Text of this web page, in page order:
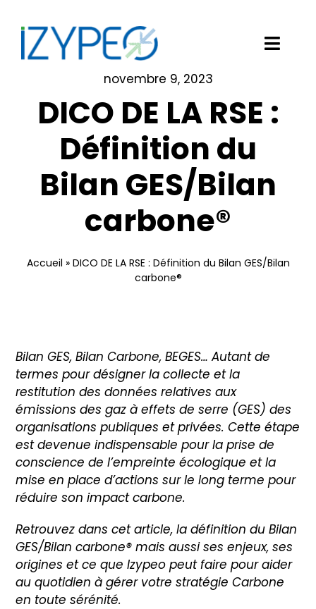
contenu
Nos clients
novembre 9, 2023
DICO DE LA RSE :
Définition du
Bilan GES/Bilan
carbone®
Accueil » DICO DE LA RSE : Définition du Bilan GES/Bilan
carbone®
Bilan GES, Bilan Carbone, BEGES… Autant de
termes pour désigner la collecte et la
restitution des données relatives aux
émissions des gaz à effets de serre (GES) des
organisations publiques et privées. Cette étape
est devenue indispensable pour la prise de
conscience de l’empreinte écologique et la
mise en place d’actions sur le long terme pour
réduire son impact carbone.
Retrouvez dans cet article, la définition du Bilan
GES/Bilan carbone® mais aussi ses enjeux, ses
origines et ce que Izypeo peut faire pour aider
au quotidien à gérer votre stratégie Carbone
en toute sérénité.